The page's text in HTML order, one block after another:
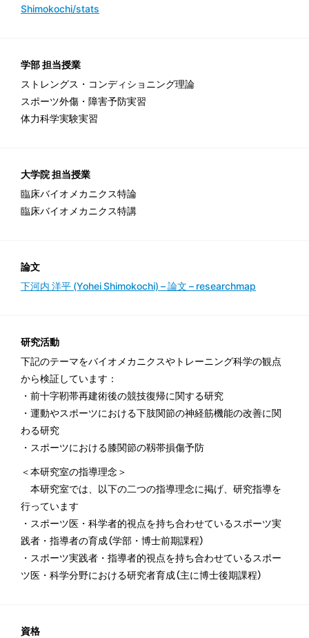
Shimokochi/stats
学部 担当授業
ストレングス・コンディショニング理論
スポーツ外傷・障害予防実習
体力科学実験実習
大学院 担当授業
臨床バイオメカニクス特論
臨床バイオメカニクス特講
論文
下河内 洋平 (Yohei Shimokochi) – 論文 – researchmap
研究活動
下記のテーマをバイオメカニクスやトレーニング科学の観点
から検証しています：
・前十字靭帯再建術後の競技復帰に関する研究
・運動やスポーツにおける下肢関節の神経筋機能の改善に関
わる研究
・スポーツにおける膝関節の靱帯損傷予防
＜本研究室の指導理念＞
本研究室では、以下の二つの指導理念に掲げ、研究指導を
行っています
・スポーツ医・科学者的視点を持ち合わせているスポーツ実
践者・指導者の育成（学部・博士前期課程）
・スポーツ実践者・指導者的視点を持ち合わせているスポー
ツ医・科学分野における研究者育成（主に博士後期課程）
資格